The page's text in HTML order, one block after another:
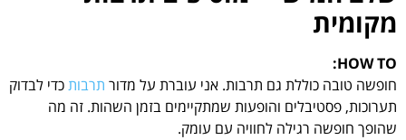
מקומית
HOW TO:
חופשה טובה כוללת גם תרבות. אני עוברת על מדור תרבותכדי לבדוק
תערוכות, פסטיבלים והופעות שמתקיימים בזמן השהות. זה מה
שהופך חופשה רגילה לחוויה עם עומק.